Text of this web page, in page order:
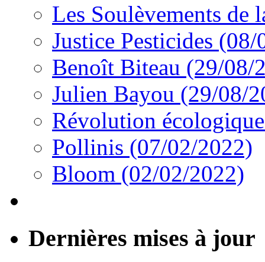
Les Soulèvements de
Justice Pesticides
Benoît Biteau (29/08/
Julien Bayou (29/08/
Révolution
Pollinis (07/02/2022)
Bloom (02/02/2022)
Dernières mises à jour